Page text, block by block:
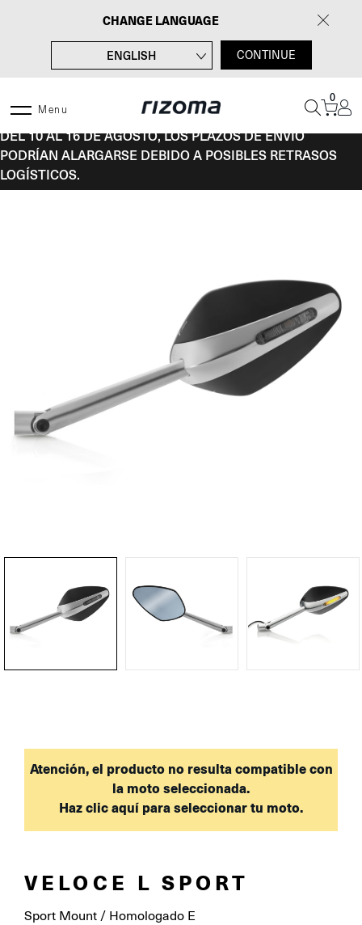
contenido
CHANGE LANGUAGE
ENGLISH
DEUTSCH
ITALIANO
CONTINUE
Menu
0
DEL 10 AL 16 DE AGOSTO, LOS PLAZOS DE ENVÍO
PODRÍAN ALARGARSE DEBIDO A POSIBLES RETRASOS
LOGÍSTICOS.
Atención, el producto no resulta compatible con
la moto seleccionada.
Haz clic aquí para seleccionar tu moto.
VELOCE L SPORT
Sport Mount / Homologado E